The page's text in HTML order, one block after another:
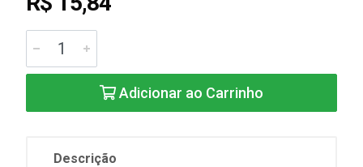
Adicionar ao Carrinho
Descrição